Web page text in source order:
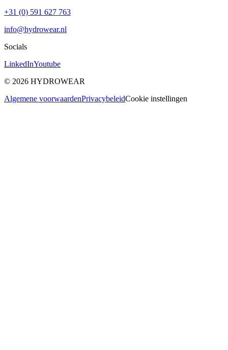
+31 (0) 591 627 763
info@hydrowear.nl
Socials
LinkedInYoutube
© 2026 HYDROWEAR
Algemene voorwaardenPrivacybeleidCookie instellingen